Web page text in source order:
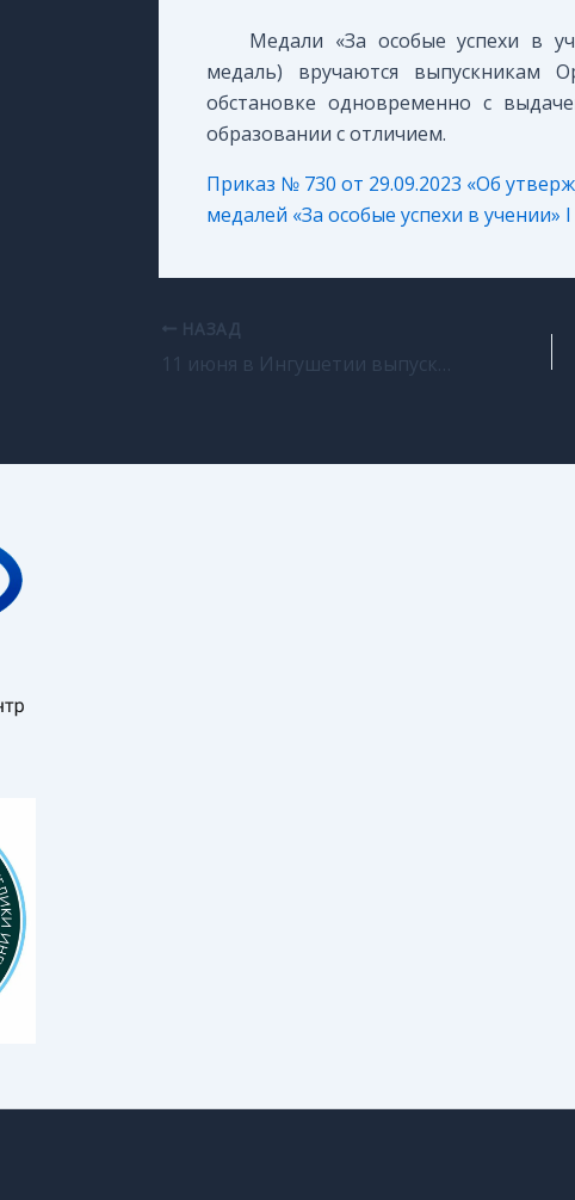
Медали «За особые успехи в
медаль) вручаются выпускникам
обстановке одновременно с
образовании с отличием.
Приказ № 730 от 29.09.2023 «Об
медалей «За особые успехи в учении»
НАЗАД